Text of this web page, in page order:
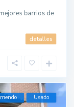
barrios de
detalles
Usado